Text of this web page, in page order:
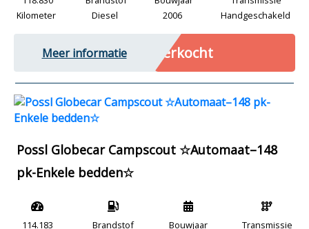
Kilometer
Diesel
2006
Handgeschakeld
Meer informatie Verkocht
Possl Globecar Campscout ☆Automaat–148
pk-Enkele bedden☆
114.183
Brandstof
Bouwjaar
Transmissie